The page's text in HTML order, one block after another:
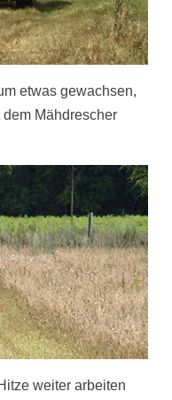
etwas gewachsen,
Mähdrescher
weiter arbeiten